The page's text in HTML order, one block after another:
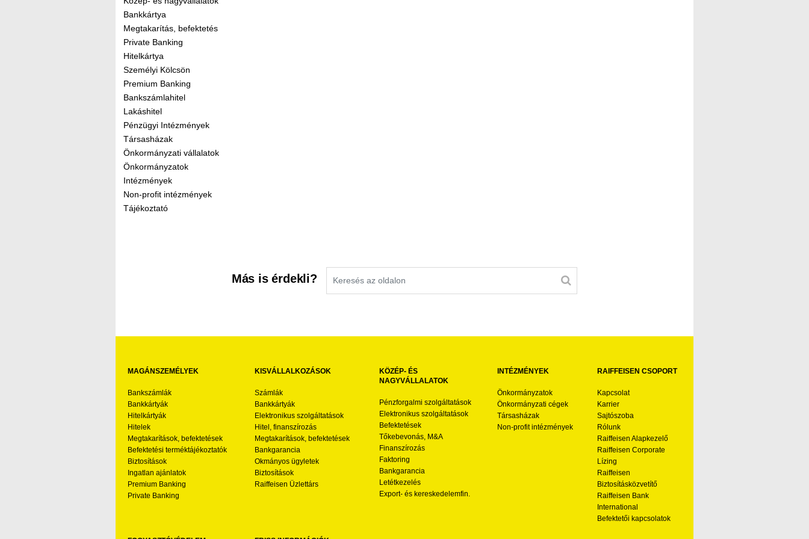
Bankkártya
Megtakarítás, befektetés
Private Banking
Hitelkártya
Személyi Kölcsön
Premium Banking
Bankszámlahitel
Lakáshitel
Pénzügyi Intézmények
Társasházak
Önkormányzati vállalatok
Önkormányzatok
Intézmények
Non-profit intézmények
Tájékoztató
Más is érdekli?
MAGÁNSZEMÉLYEK
Bankszámlák
Bankkártyák
Hitelkártyák
Hitelek
Megtakarítások, befektetések
Befektetési terméktájékoztatók
Biztosítások
Ingatlan ajánlatok
Premium Banking
Private Banking
KISVÁLLALKOZÁSOK
Számlák
Bankkártyák
Elektronikus szolgáltatások
Hitel, finanszírozás
Megtakarítások, befektetések
Bankgarancia
Okmányos ügyletek
Biztosítások
Raiffeisen Üzlettárs
KÖZÉP- ÉS
NAGYVÁLLALATOK
Pénzforgalmi szolgáltatások
Elektronikus szolgáltatások
Befektetések
Tőkebevonás, M&A
Finanszírozás
Faktoring
Bankgarancia
Letétkezelés
Export- és kereskedelemfin.
INTÉZMÉNYEK
Önkormányzatok
Önkormányzati cégek
Társasházak
Non-profit intézmények
RAIFFEISEN CSOPORT
Kapcsolat
Karrier
Sajtószoba
Rólunk
Raiffeisen Alapkezelő
Raiffeisen Corporate
Lízing
Raiffeisen
Biztosításközvetítő
Raiffeisen Bank
International
Befektetői kapcsolatok